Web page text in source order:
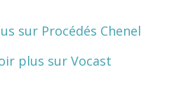
sur Procédés Chenel
plus sur Vocast